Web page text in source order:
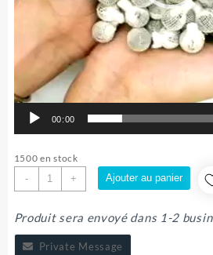
00:00
1500 en stock
-
quantité
de
DETOX
PERLE
+ Ajouter au panier
Produit sera envoyé dans 1-2
Private Message